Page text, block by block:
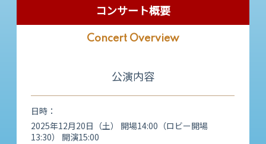
コンサート概要
Concert Overview
公演内容
日時
2025年12月20日（土） 開場14:00（ロビー開場
13:30） 開演15:00